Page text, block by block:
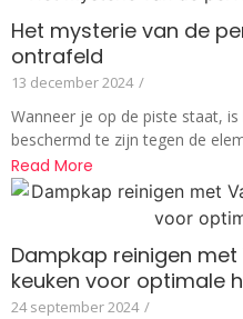
Het mysterie van de
ontrafeld
13 december 2024 /
Wanneer je op de piste staat,
beschermd te zijn tegen de
Read More
Dampkap reinigen
keuken voor optimale
24 september 2024 /